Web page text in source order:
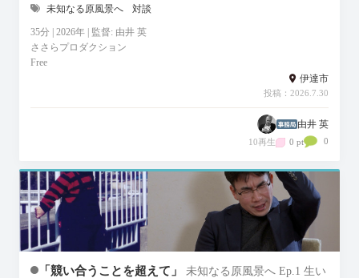
未知なる原風景へ
対談
35分 | 2026年 | 監督: 由井 英
ささらプロダクション
Free
伊達市
投稿：2026.7.30
由井 英
10再生 0 pt 0
「競い合うことを超えて」
未知なる原風景へ Ep.1 生い